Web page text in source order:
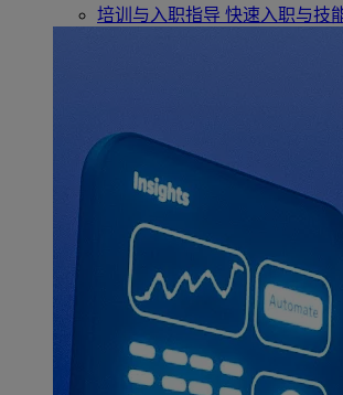
培训与入职指导 快速入职与技